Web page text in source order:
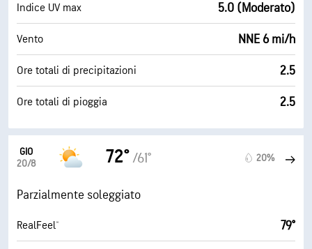
Indice UV max 5.0 (Moderato)
Vento NNE 6 mi/h
Ore totali di precipitazioni 2.5
Ore totali di pioggia 2.5
GIO
20/8
72° /61° 20%
Parzialmente soleggiato
RealFeel® 79°